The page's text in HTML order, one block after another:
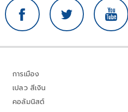
การเมือง
เปลว สีเงิน
คอลัมนิสต์